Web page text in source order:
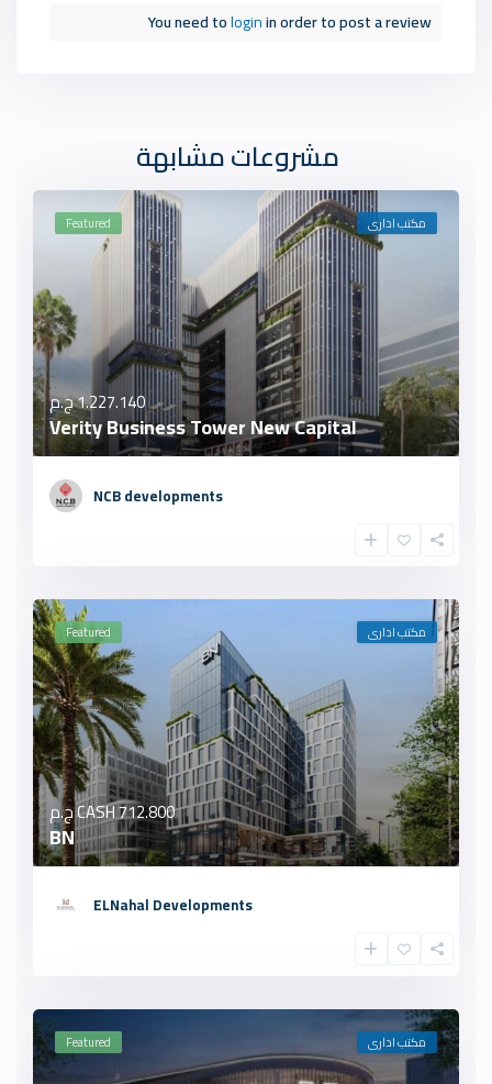
You need tologinin order to post a review
مشروعات مشابهة
Featured مكتب ادارى
1.227.140 ج.م
Verity Business Tower New Capital
NCB developments
Featured مكتب ادارى
CASH712.800 ج.م
BN
ELNahal Developments
Featured مكتب ادارى